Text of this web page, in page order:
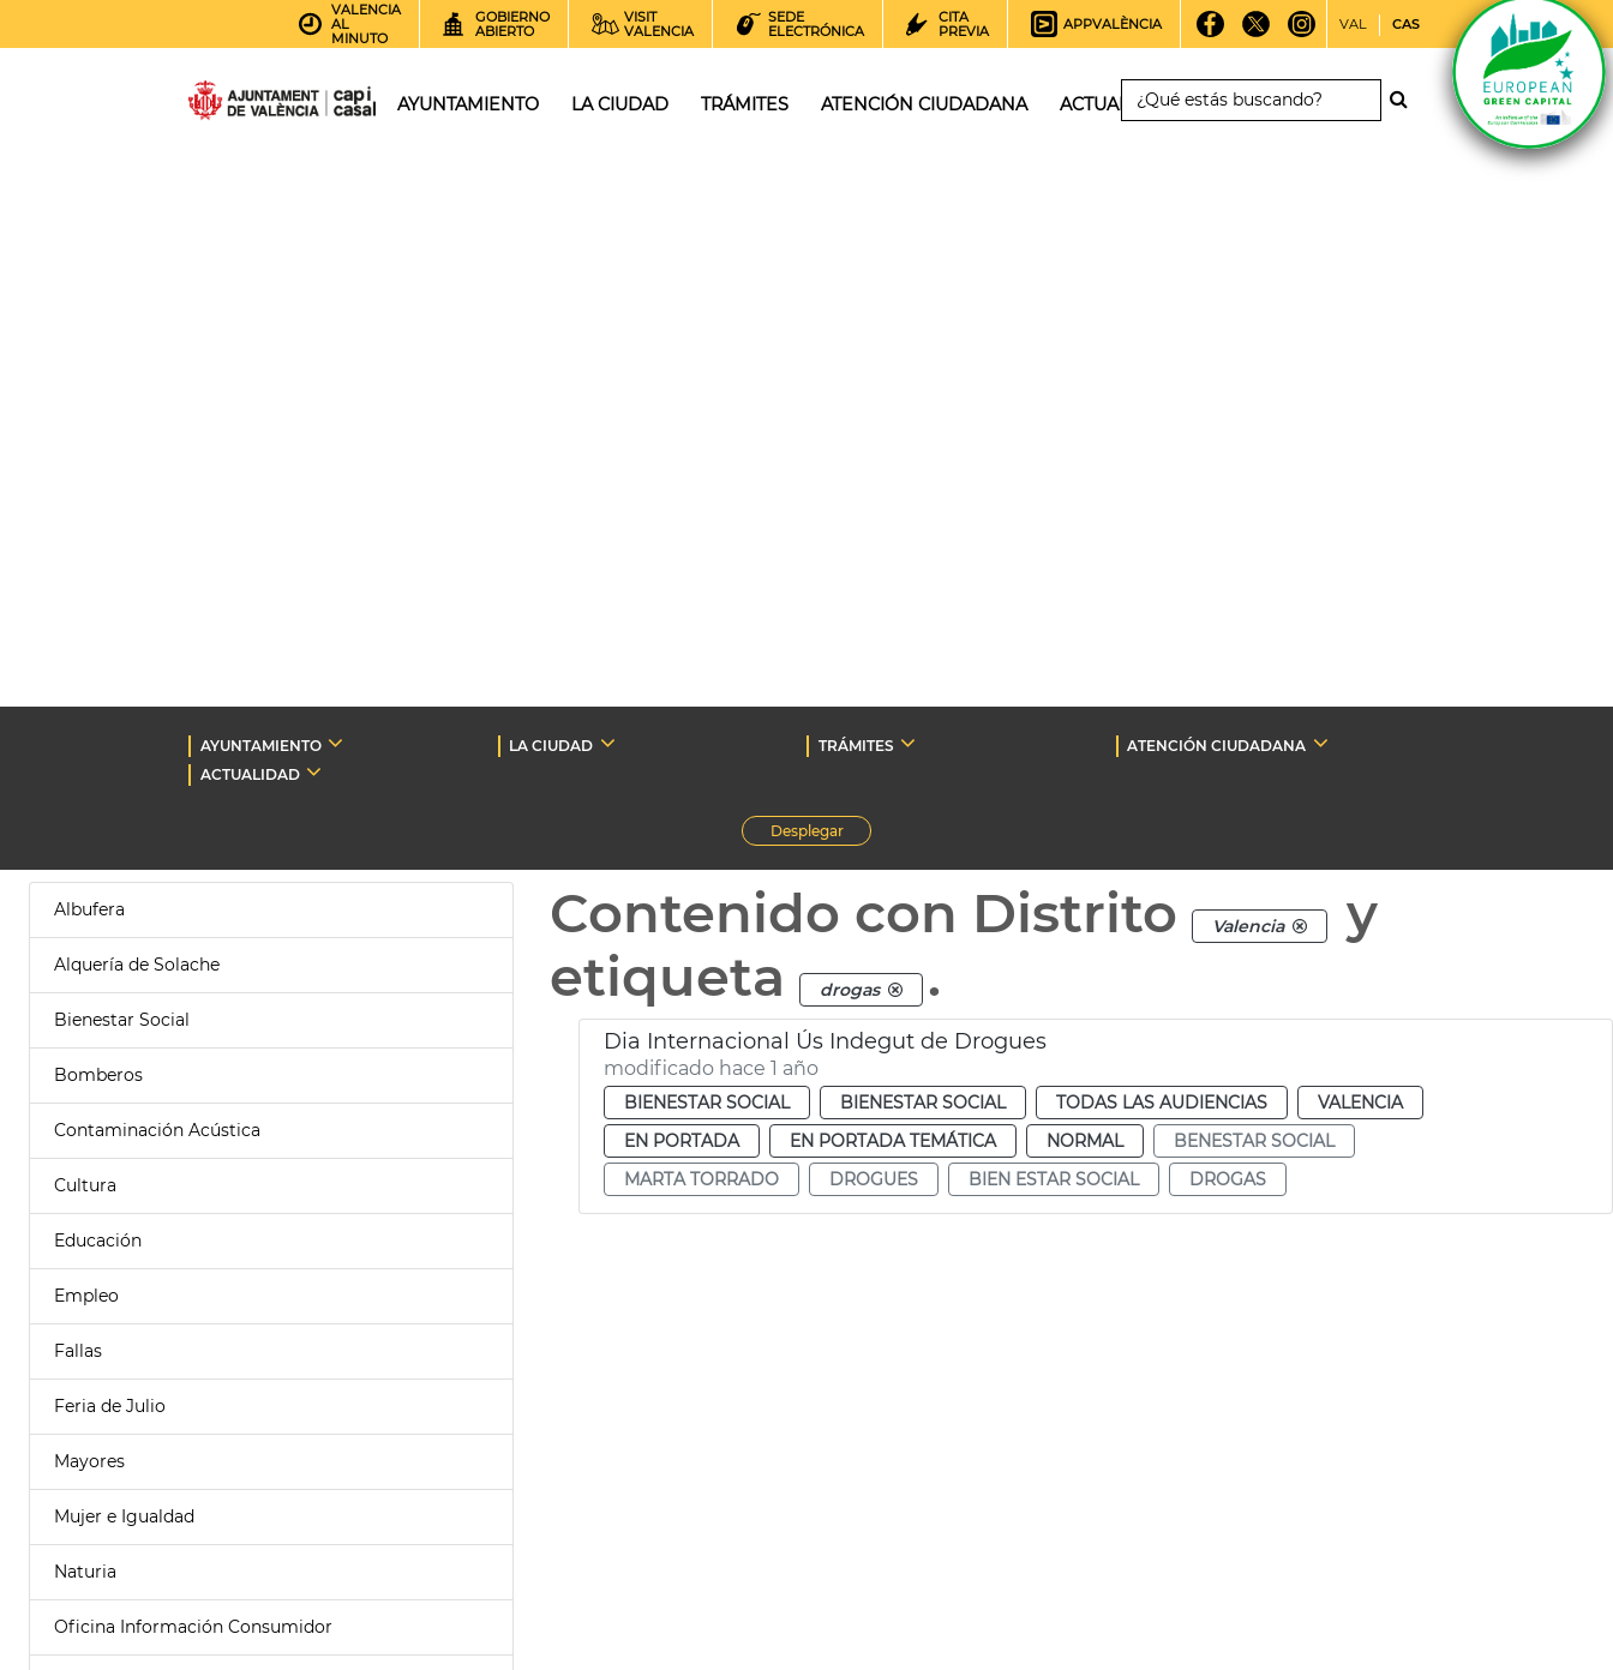
VALENCIA
AL
MINUTO
GOBIERNO
ABIERTO
VISIT
VALENCIA
SEDE
ELECTRÓNICA
CITA
PREVIA
APPVALÈNCIA VAL CAS
AYUNTAMIENTO LA CIUDAD TRÁMITES ATENCIÓN CIUDADANA ACTUALIDAD
AYUNTAMIENTO LA CIUDAD TRÁMITES
ATENCIÓN CIUDADANA
ACTUALIDAD
Desplegar
Albufera
Alquería de Solache
Bienestar Social
Bomberos
Contaminación Acústica
Cultura
Educación
Empleo
Fallas
Feria de Julio
Mayores
Mujer e Igualdad
Naturia
Oficina Información Consumidor
Contenido con Distrito Valencia
y
etiqueta
drogas .
Dia Internacional Ús Indegut de Drogues
modificado hace 1 año
BIENESTAR SOCIAL BIENESTAR SOCIAL TODAS LAS AUDIENCIAS
VALENCIA
EN PORTADA
EN PORTADA TEMÁTICA NORMAL
BENESTAR SOCIAL
MARTA TORRADO
DROGUES BIEN ESTAR SOCIAL DROGAS